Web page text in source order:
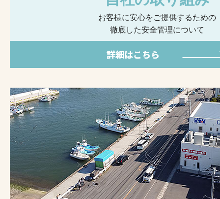
お客様に安心をご提供するための
徹底した安全管理について